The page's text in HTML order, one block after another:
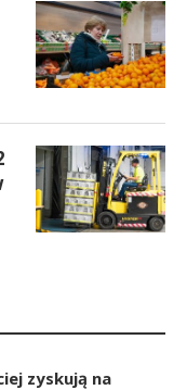
zyskują na